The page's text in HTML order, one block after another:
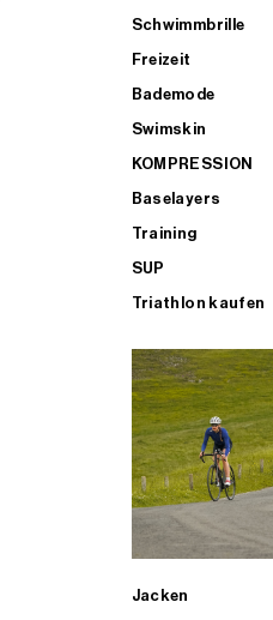
Schwimmbrille
Freizeit
Bademode
Swimskin
KOMPRESSION
Baselayers
Training
SUP
Triathlon kaufen
Jacken